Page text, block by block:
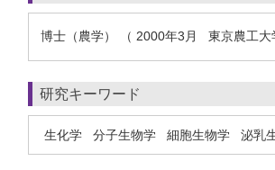
博士（農学） （ 2000年3月 東京農工大
研究キーワード
生化学 分子生物学 細胞生物学 泌乳